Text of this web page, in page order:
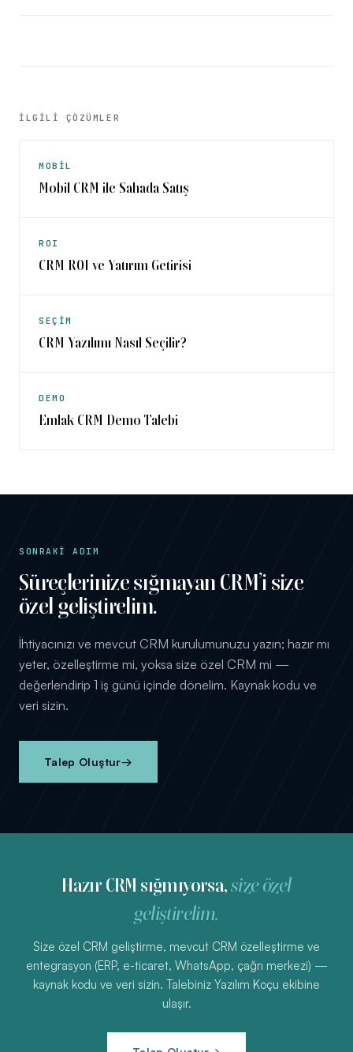
İLGİLİ ÇÖZÜMLER
MOBİL
Mobil CRM ile Sahada Satış
ROI
CRM ROI ve Yatırım Getirisi
SEÇİM
CRM Yazılımı Nasıl Seçilir?
DEMO
Emlak CRM Demo Talebi
SONRAKİ ADIM
Süreçlerinize sığmayan CRM’i size
özel geliştirelim.
İhtiyacınızı ve mevcut CRM kurulumunuzu yazın; hazır mı
yeter, özelleştirme mi, yoksa size özel CRM mi —
değerlendirip 1 iş günü içinde dönelim. Kaynak kodu ve
veri sizin.
Talep Oluştur→
Hazır CRM sığmıyorsa,size özel
geliştirelim.
Size özel CRM geliştirme, mevcut CRM özelleştirme ve
entegrasyon (ERP, e-ticaret, WhatsApp, çağrı merkezi) —
kaynak kodu ve veri sizin. Talebiniz Yazılım Koçu ekibine
ulaşır.